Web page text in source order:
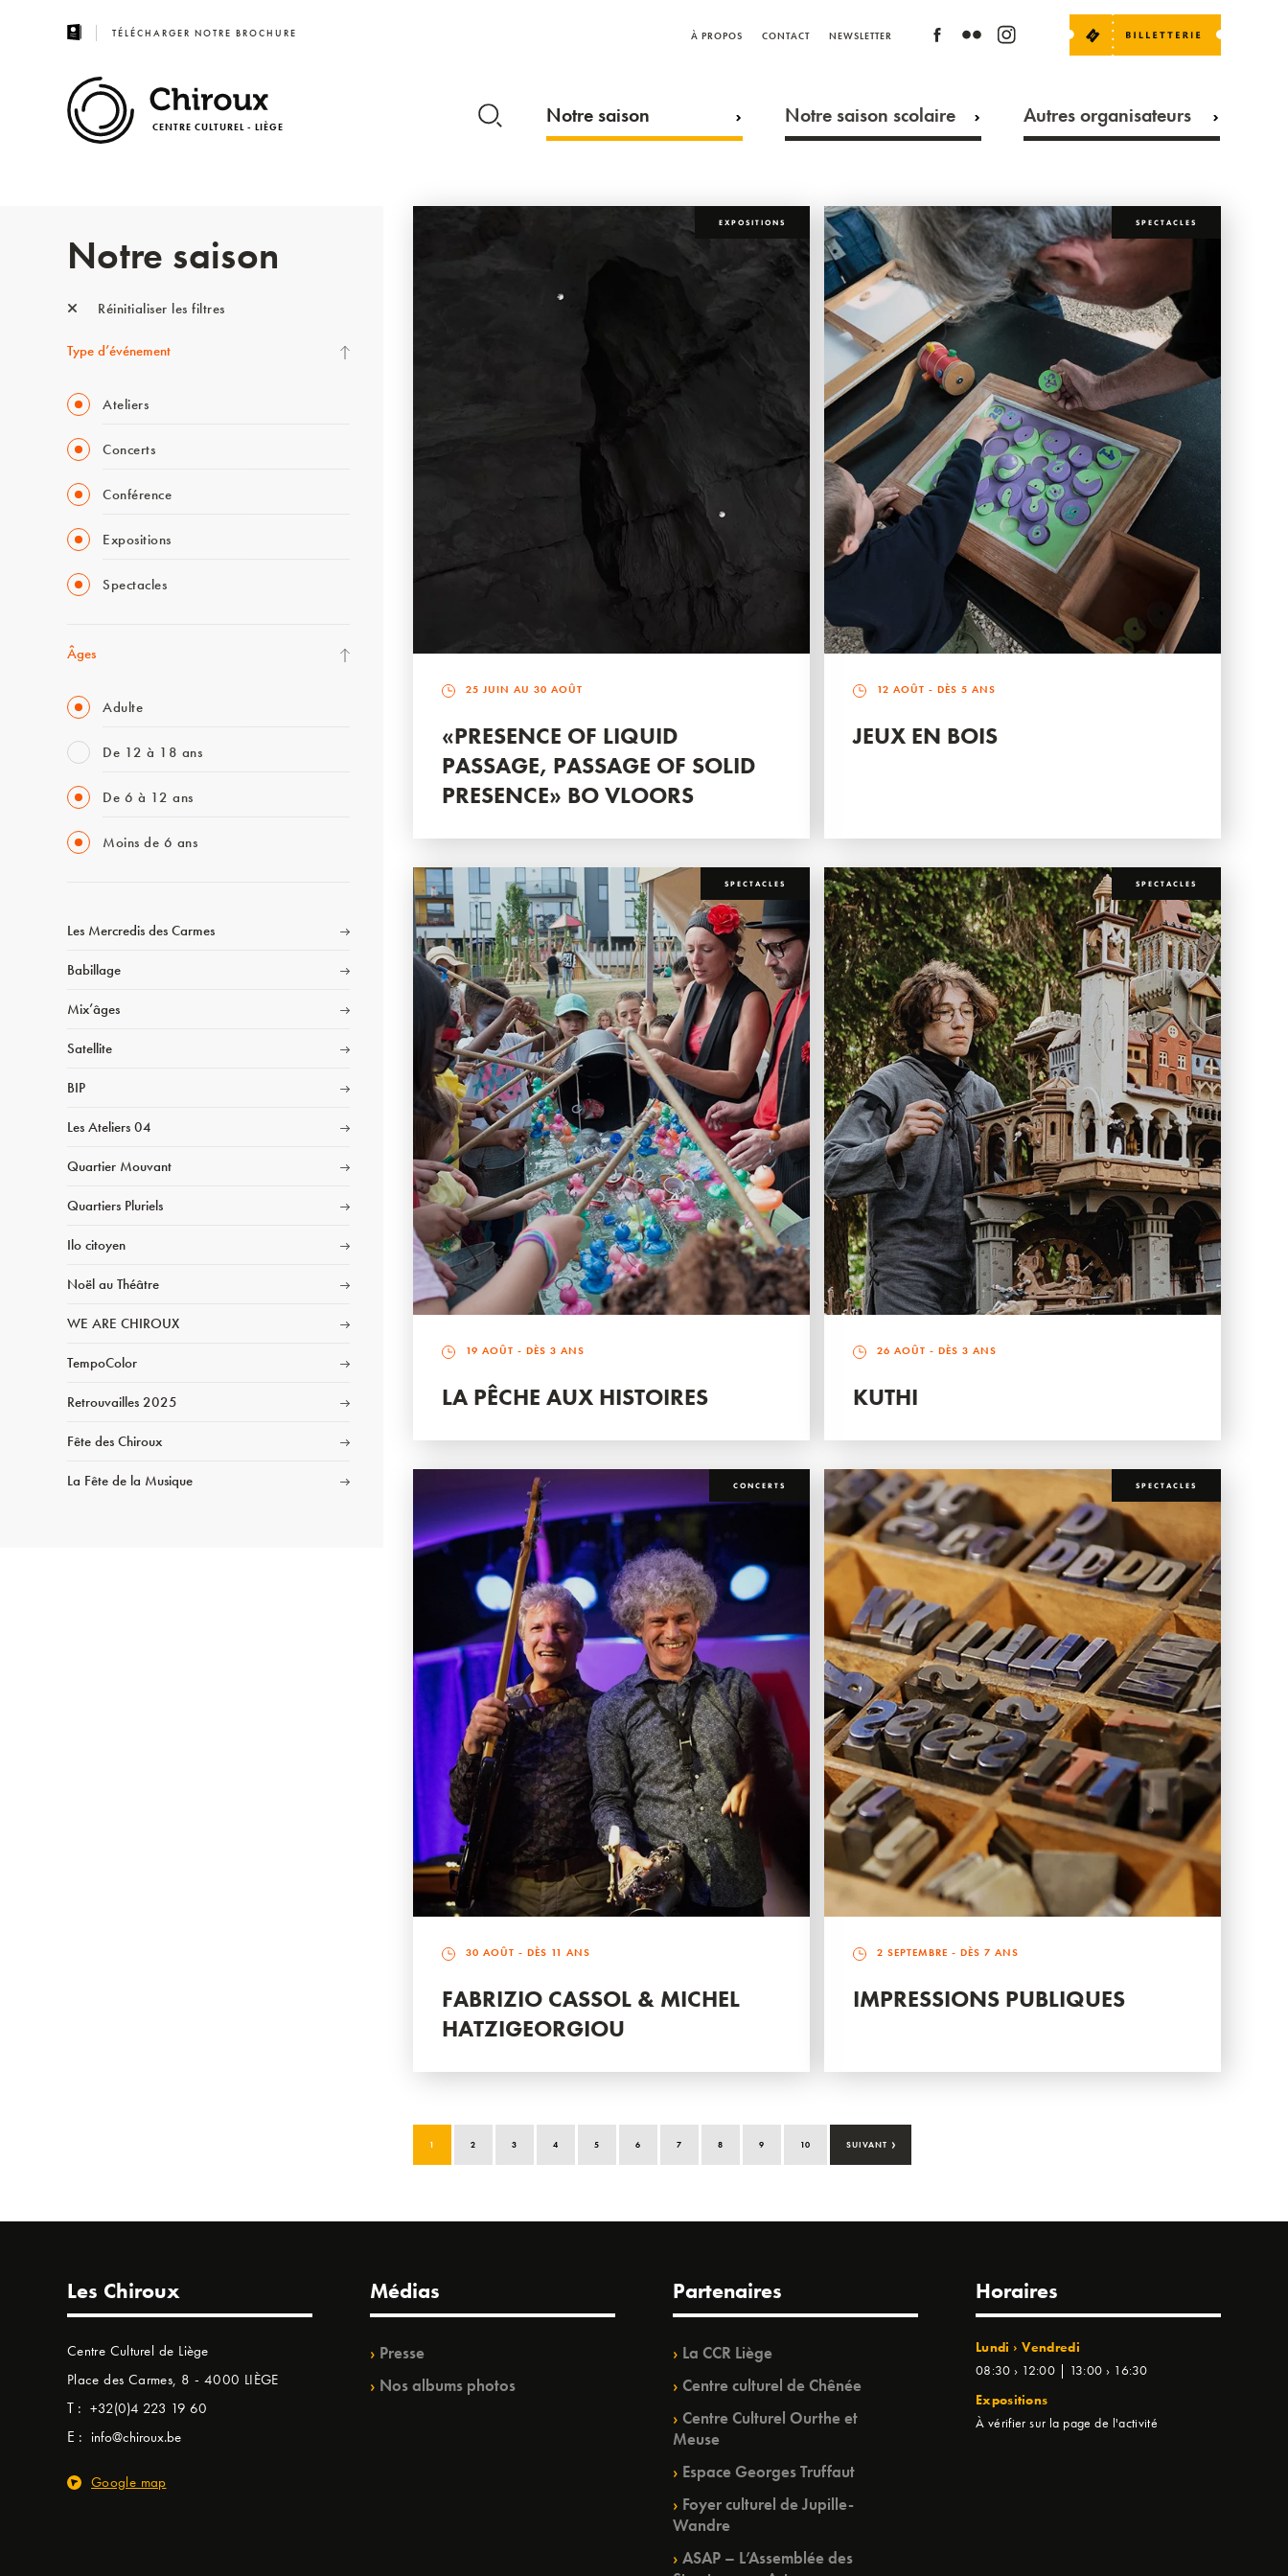
TÉLÉCHARGER NOTRE BROCHURE À PROPOS CONTACT NEWSLETTER
CENTRE CULTUREL - LIÈGE Notre saison Notre saison scolaire Autres organisateurs
Notre saison
Réinitialiser les filtres
Type d’événement
Ateliers
Concerts
Conférence
Expositions
Spectacles
Âges
Adulte
De 12 à 18 ans
De 6 à 12 ans
Moins de 6 ans
Les Mercredis des Carmes
Babillage
Mix’âges
Satellite
BIP
Les Ateliers 04
Quartier Mouvant
Quartiers Pluriels
Ilo citoyen
Noël au Théâtre
WE ARE CHIROUX
TempoColor
Retrouvailles 2025
Fête des Chiroux
La Fête de la Musique
EXPOSITIONS
25 JUIN AU 30 AOÛT
«PRESENCE OF LIQUID
PASSAGE, PASSAGE OF SOLID
PRESENCE» BO VLOORS
SPECTACLES
12 AOÛT - DÈS 5 ANS
JEUX EN BOIS
SPECTACLES
19 AOÛT - DÈS 3 ANS
LA PÊCHE AUX HISTOIRES
SPECTACLES
26 AOÛT - DÈS 3 ANS
KUTHI
CONCERTS
30 AOÛT - DÈS 11 ANS
FABRIZIO CASSOL & MICHEL
HATZIGEORGIOU
SPECTACLES
2 SEPTEMBRE - DÈS 7 ANS
IMPRESSIONS PUBLIQUES
1 2 3 4 5 6 7 8 9 10 SUIVANT ›
Les Chiroux
Centre Culturel de Liège
Place des Carmes, 8 - 4000 LIÈGE
T : +32(0)4 223 19 60
E : info@chiroux.be
Google map
Médias
Presse
Nos albums photos
Partenaires
La CCR Liège
Centre culturel de Chênée
Centre Culturel Ourthe et
Meuse
Espace Georges Truffaut
Foyer culturel de Jupille-
Wandre
ASAP – L’Assemblée des
Horaires
Lundi › Vendredi
08:30 › 12:00 | 13:00 › 16:30
Expositions
À vérifier sur la page de l'activité